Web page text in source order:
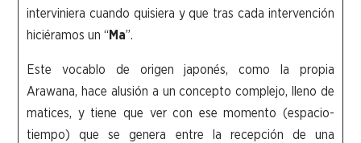
interviniera cuando quisiera y que tras cada intervención
hiciéramos un “Ma”.
Este vocablo de origen japonés, como la propia
Arawana, hace alusión a un concepto complejo, lleno de
matices, y tiene que ver con ese momento (espacio-
tiempo) que se genera entre la recepción de una